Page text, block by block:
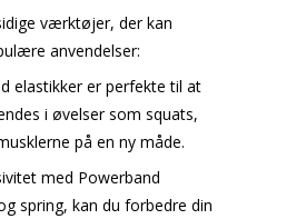
værktøjer, der kan
anvendelser:
elastikker er perfekte til at
i øvelser som squats,
på en ny måde.
med Powerband
spring, kan du forbedre din